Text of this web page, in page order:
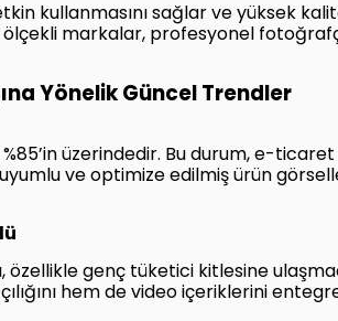
kullanmasını sağlar ve yüksek
markalar, profesyonel
Yönelik Güncel Trendler
üzerindedir. Bu durum, e-
ve optimize edilmiş ürün
genç tüketici kitlesine
hem de video içeriklerini